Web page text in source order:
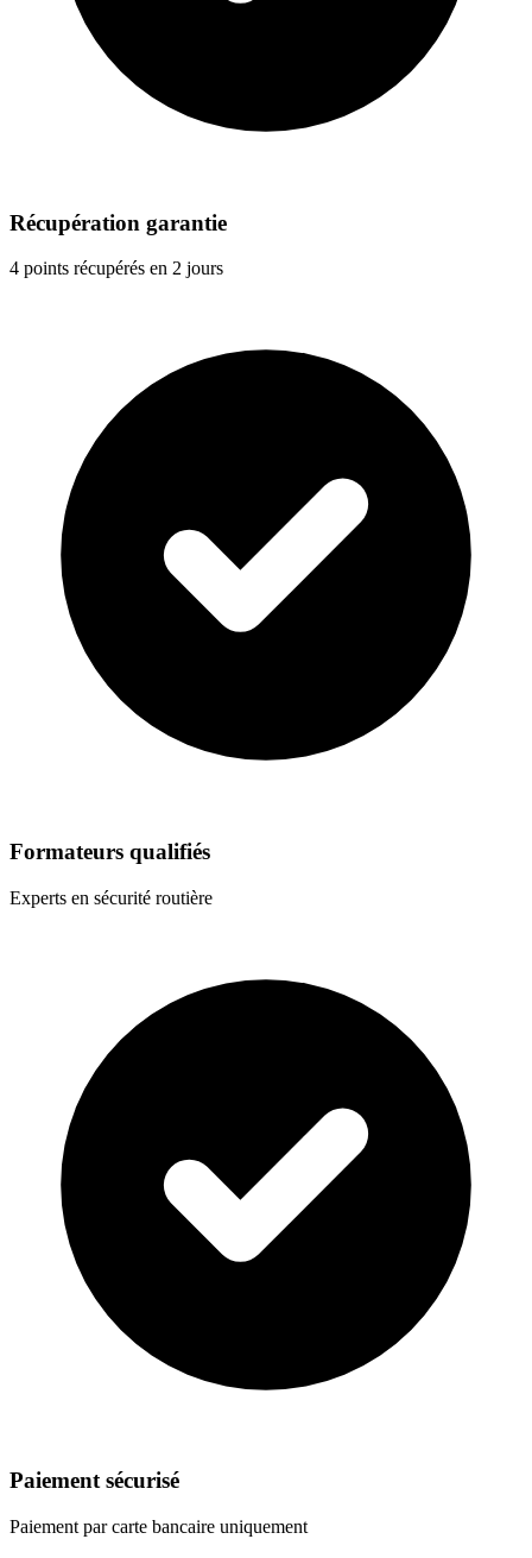
Récupération garantie
4 points récupérés en 2 jours
Formateurs qualifiés
Experts en sécurité routière
Paiement sécurisé
Paiement par carte bancaire uniquement